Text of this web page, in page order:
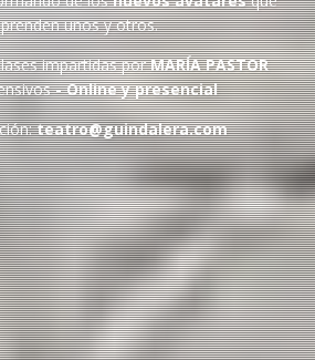
unos y otros.
impartidas porMARÍA PASTOR
- Online y presencial
teatro@guindalera.com